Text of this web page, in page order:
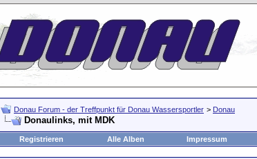
Donau Forum - der Treffpunkt für Donau Wassersportler > Donau
Donaulinks, mit MDK
Registrieren
Alle Alben Impressum